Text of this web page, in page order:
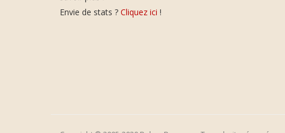
Envie de stats ? Cliquez ici !